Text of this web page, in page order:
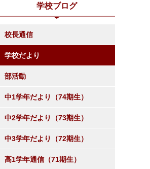
学校ブログ
校長通信
学校だより
部活動
中1学年だより（74期生）
中2学年だより（73期生）
中3学年だより（72期生）
高1学年通信（71期生）